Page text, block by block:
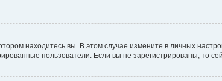
находитесь вы. В этом случае измените в личных
пользователи. Если вы не зарегистрированы, то